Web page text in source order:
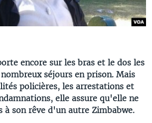
encore sur les bras et le dos les
séjours en prison. Mais
policières, les arrestations et
elle assure qu'elle ne
à son rêve d'un autre Zimbabwe.